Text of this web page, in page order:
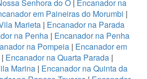
Senhora do Ó| Encanador na
em Paineiras do Morumbi |
Marieta| Encanador na Parada
na Penha | Encanador na Penha
na Pompeia| Encanador em
| Encanador na Quarta Parada |
Marina | Encanador na Quinta da